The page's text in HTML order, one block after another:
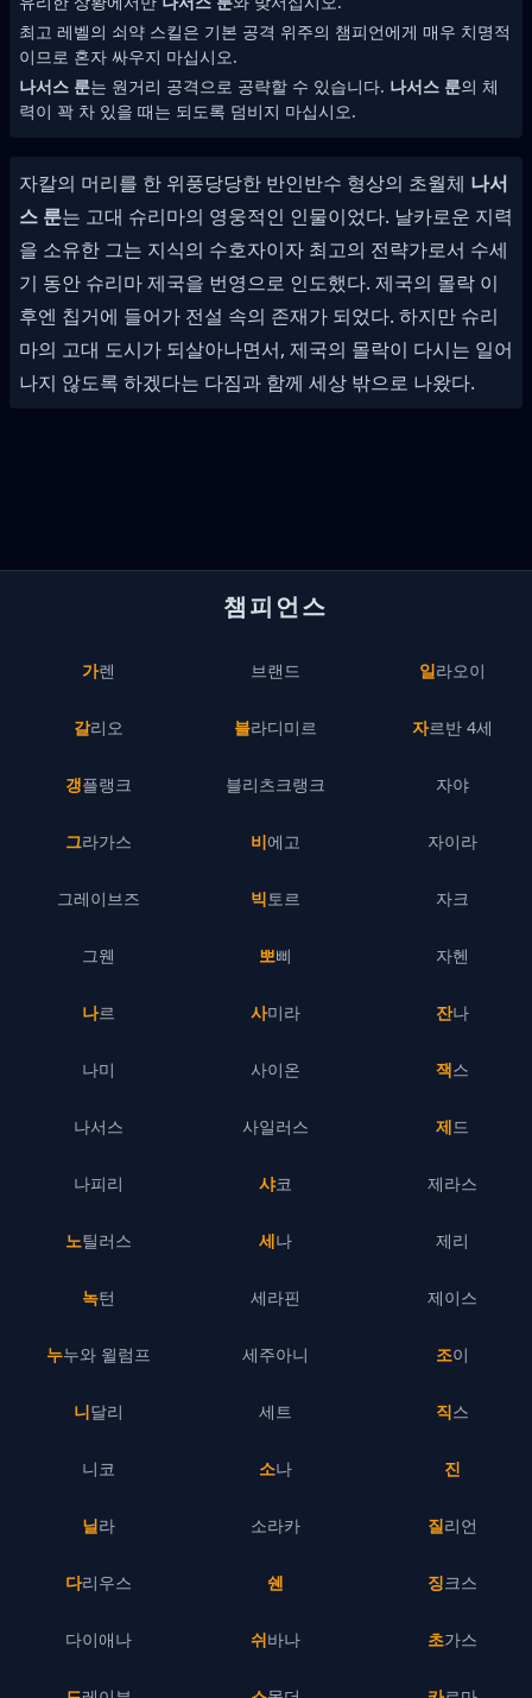
최고 레벨의 쇠약 스킬은 기본 공격 위주의 챔피언에게 매우 치명적
이므로 혼자 싸우지 마십시오.
나서스 룬는 원거리 공격으로 공략할 수 있습니다. 나서스 룬의 체
력이 꽉 차 있을 때는 되도록 덤비지 마십시오.
자칼의 머리를 한 위풍당당한 반인반수 형상의 초월체 나서
스 룬는 고대 슈리마의 영웅적인 인물이었다. 날카로운 지력
을 소유한 그는 지식의 수호자이자 최고의 전략가로서 수세
기 동안 슈리마 제국을 번영으로 인도했다. 제국의 몰락 이
후엔 칩거에 들어가 전설 속의 존재가 되었다. 하지만 슈리
마의 고대 도시가 되살아나면서, 제국의 몰락이 다시는 일어
나지 않도록 하겠다는 다짐과 함께 세상 밖으로 나왔다.
챔피언스
가렌
갈리오
갱플랭크
그라가스
그레이브즈
그웬
나르
나미
나서스
나피리
노틸러스
녹턴
누누와 윌럼프
니달리
니코
닐라
다리우스
다이애나
브랜드
블라디미르
블리츠크랭크
비에고
빅토르
뽀삐
사미라
사이온
사일러스
샤코
세나
세라핀
세주아니
세트
소나
소라카
쉔
쉬바나
일라오이
자르반 4세
자야
자이라
자크
자헨
잔나
잭스
제드
제라스
제리
제이스
조이
직스
진
질리언
징크스
초가스